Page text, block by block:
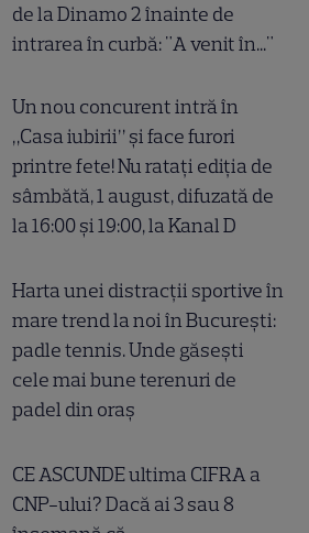
de la Dinamo 2 înainte de
intrarea în curbă: "A venit în..."
Un nou concurent intră în
„Casa iubirii” și face furori
printre fete! Nu ratați ediția de
sâmbătă, 1 august, difuzată de
la 16:00 și 19:00, la Kanal D
Harta unei distracții sportive în
mare trend la noi în București:
padle tennis. Unde găsești
cele mai bune terenuri de
padel din oraș
CE ASCUNDE ultima CIFRA a
CNP-ului? Dacă ai 3 sau 8